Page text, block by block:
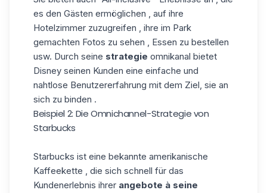
es den Gästen ermöglichen , auf ihre
Hotelzimmer zuzugreifen , ihre im Park
gemachten Fotos zu sehen , Essen zu bestellen
usw. Durch seine strategie omnikanal bietet
Disney seinen Kunden eine einfache und
nahtlose Benutzererfahrung mit dem Ziel, sie an
sich zu binden .
Beispiel 2: Die Omnichannel-Strategie von
Starbucks
Starbucks ist eine bekannte amerikanische
Kaffeekette , die sich schnell für das
Kundenerlebnis ihrer angebote à seine